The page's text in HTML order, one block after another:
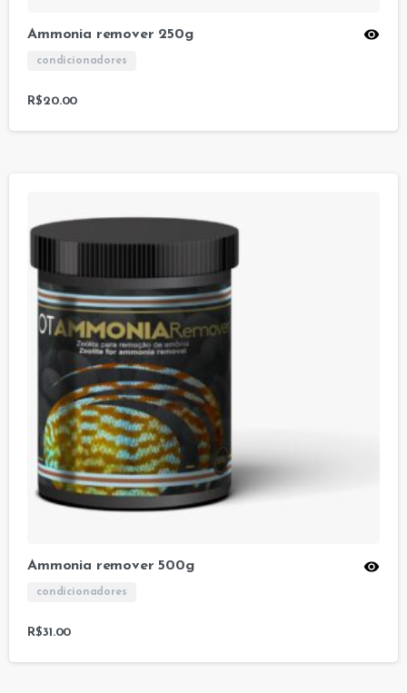
Ammonia remover 250g
condicionadores
R$20.00
Ammonia remover 500g
condicionadores
R$31.00